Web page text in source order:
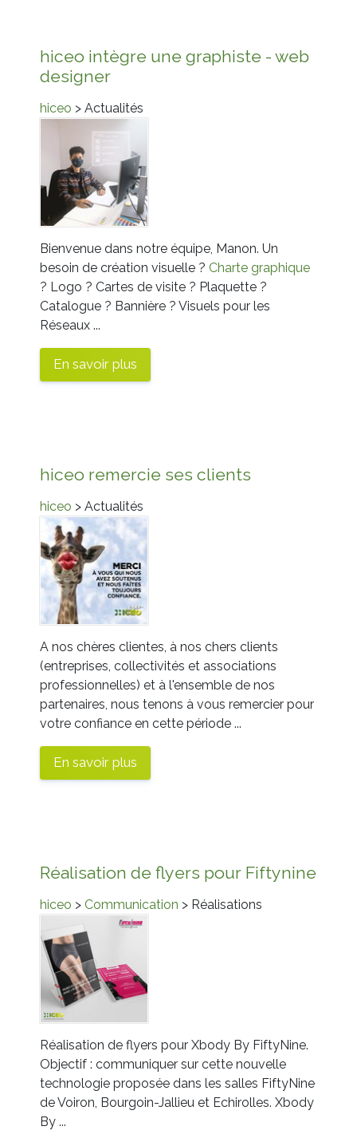
hiceo intègre une graphiste - web
designer
hiceo > Actualités
Bienvenue dans notre équipe, Manon. Un
besoin de création visuelle ? Charte graphique
? Logo ? Cartes de visite ? Plaquette ?
Catalogue ? Bannière ? Visuels pour les
Réseaux ...
En savoir plus
hiceo remercie ses clients
hiceo > Actualités
A nos chères clientes, à nos chers clients
(entreprises, collectivités et associations
professionnelles) et à l'ensemble de nos
partenaires, nous tenons à vous remercier pour
votre confiance en cette période ...
En savoir plus
Réalisation de flyers pour Fiftynine
hiceo > Communication > Réalisations
Réalisation de flyers pour Xbody By FiftyNine.
Objectif : communiquer sur cette nouvelle
technologie proposée dans les salles FiftyNine
de Voiron, Bourgoin-Jallieu et Echirolles. Xbody
By ...